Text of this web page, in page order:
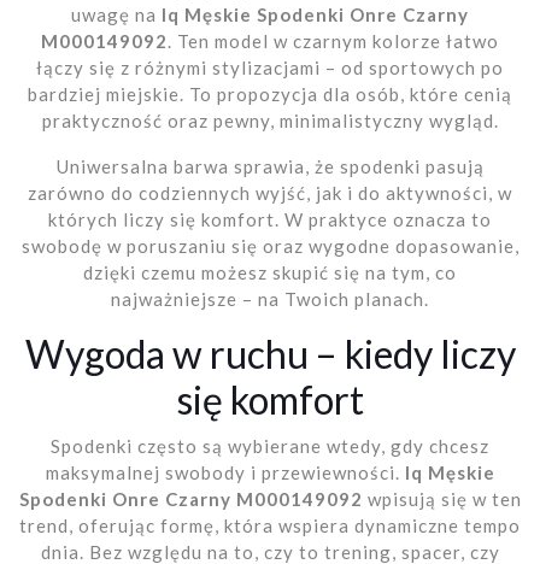
uwagę na Iq Męskie Spodenki Onre Czarny
M000149092
. Ten model w czarnym kolorze łatwo
łączy się z różnymi stylizacjami – od sportowych po
bardziej miejskie. To propozycja dla osób, które cenią
praktyczność oraz pewny, minimalistyczny wygląd.
Uniwersalna barwa sprawia, że spodenki pasują
zarówno do codziennych wyjść, jak i do aktywności, w
których liczy się komfort. W praktyce oznacza to
swobodę w poruszaniu się oraz wygodne dopasowanie,
dzięki czemu możesz skupić się na tym, co
najważniejsze – na Twoich planach.
Wygoda w ruchu – kiedy liczy
się komfort
Spodenki często są wybierane wtedy, gdy chcesz
maksymalnej swobody i przewiewności. Iq Męskie
Spodenki Onre Czarny M000149092 wpisują się w ten
trend, oferując formę, która wspiera dynamiczne tempo
dnia. Bez względu na to, czy to trening, spacer, czy